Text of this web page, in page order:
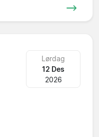
Lørdag
12 Des
2026